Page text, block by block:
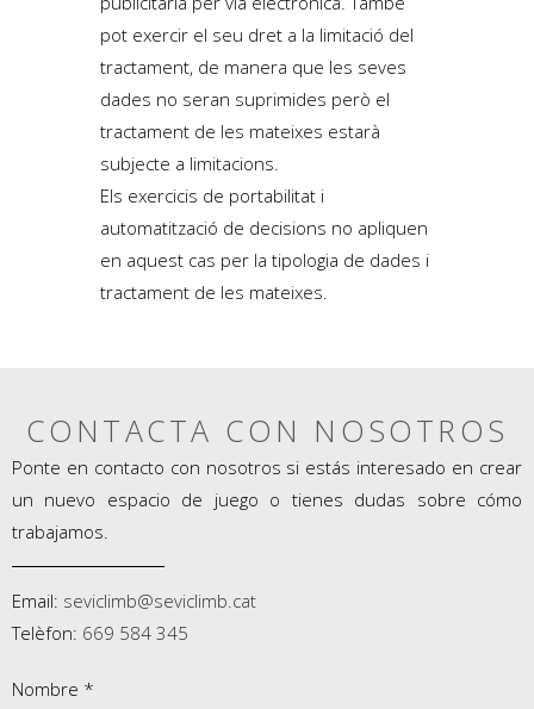
pot exercir el seu dret a la limitació del
tractament, de manera que les seves
dades no seran suprimides però el
tractament de les mateixes estarà
subjecte a limitacions.
Els exercicis de portabilitat i
automatització de decisions no apliquen
en aquest cas per la tipologia de dades i
tractament de les mateixes.
CONTACTA CON NOSOTROS
Ponte en contacto con nosotros si estás interesado en crear
un nuevo espacio de juego o tienes dudas sobre cómo
trabajamos.
Email: seviclimb@seviclimb.cat
Telèfon: 669 584 345
Nombre *